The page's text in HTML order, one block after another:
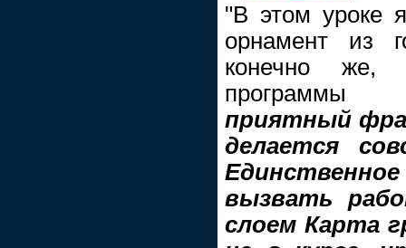
"В этом уроке
орнамент из
конечно же,
приятный
делается
вызвать
слоем Карта